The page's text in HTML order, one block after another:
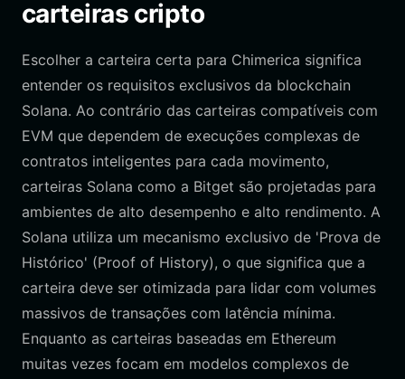
carteiras cripto
Escolher a carteira certa para Chimerica significa
entender os requisitos exclusivos da blockchain
Solana. Ao contrário das carteiras compatíveis com
EVM que dependem de execuções complexas de
contratos inteligentes para cada movimento,
carteiras Solana como a Bitget são projetadas para
ambientes de alto desempenho e alto rendimento. A
Solana utiliza um mecanismo exclusivo de 'Prova de
Histórico' (Proof of History), o que significa que a
carteira deve ser otimizada para lidar com volumes
massivos de transações com latência mínima.
Enquanto as carteiras baseadas em Ethereum
muitas vezes focam em modelos complexos de